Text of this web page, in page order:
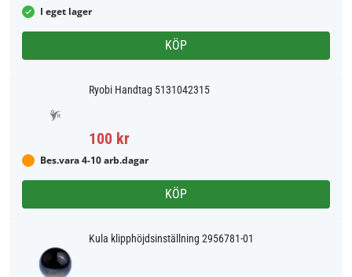
I eget lager
KÖP
Ryobi Handtag 5131042315
100 kr
Bes.vara 4-10 arb.dagar
KÖP
Kula klipphöjdsinställning 2956781-01